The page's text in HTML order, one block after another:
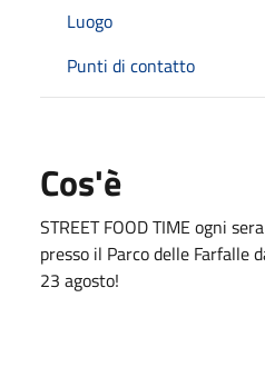
Luogo
Punti di contatto
Cos'è
STREET FOOD TIME ogni
presso il Parco delle Farfalle
23 agosto!